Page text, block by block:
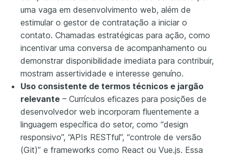
uma vaga em desenvolvimento web, além de
estimular o gestor de contratação a iniciar o
contato. Chamadas estratégicas para ação, como
incentivar uma conversa de acompanhamento ou
demonstrar disponibilidade imediata para contribuir,
mostram assertividade e interesse genuíno.
Uso consistente de termos técnicos e jargão
relevante – Currículos eficazes para posições de
desenvolvedor web incorporam fluentemente a
linguagem específica do setor, como “design
responsivo”, “APIs RESTful”, “controle de versão
(Git)” e frameworks como React ou Vue.js. Essa